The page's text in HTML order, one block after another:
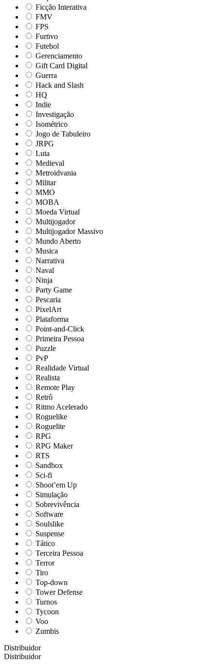
Ficção Interativa
FMV
FPS
Furtivo
Futebol
Gerenciamento
Gift Card Digital
Guerra
Hack and Slash
HQ
Indie
Investigação
Isométrico
Jogo de Tabuleiro
JRPG
Luta
Medieval
Metroidvania
Militar
MMO
MOBA
Moeda Virtual
Multijogador
Multijogador Massivo
Mundo Aberto
Musica
Narrativa
Naval
Ninja
Party Game
Pescaria
PixelArt
Plataforma
Point-and-Click
Primeira Pessoa
Puzzle
PvP
Realidade Virtual
Realista
Remote Play
Retrô
Ritmo Acelerado
Roguelike
Roguelite
RPG
RPG Maker
RTS
Sandbox
Sci-fi
Shoot’em Up
Simulação
Sobrevivência
Software
Soulslike
Suspense
Tático
Terceira Pessoa
Terror
Tiro
Top-down
Tower Defense
Turnos
Tycoon
Voo
Zumbis
Distribuidor
Distribuidor